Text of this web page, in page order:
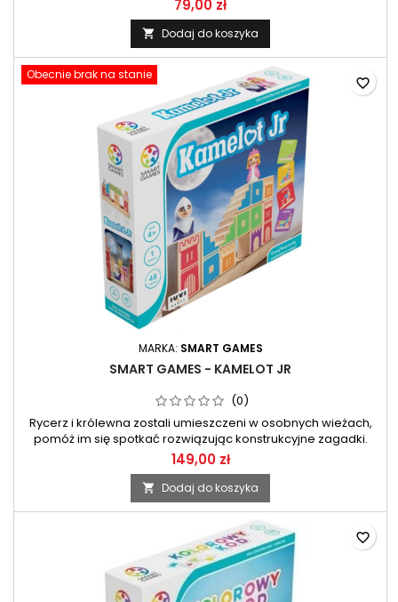
79,00 zł
 Dodaj do koszyka
Obecnie brak na stanie
MARKA: SMART GAMES
SMART GAMES - KAMELOT JR
(0)
Rycerz i królewna zostali umieszczeni w osobnych wieżach,
pomóż im się spotkać rozwiązując konstrukcyjne zagadki.
149,00 zł
 Dodaj do koszyka
favorite_border
favorite_border